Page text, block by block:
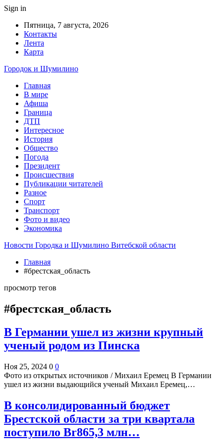
Sign in
Пятница, 7 августа, 2026
Контакты
Лента
Карта
Городок и Шумилино
Главная
В мире
Афиша
Граница
ДТП
Интересное
История
Общество
Погода
Президент
Происшествия
Публикации читателей
Разное
Спорт
Транспорт
Фото и видео
Экономика
Новости Городка и Шумилино Витебской области
Главная
#брестская_область
просмотр тегов
#брестская_область
В Германии ушел из жизни крупный
ученый родом из Пинска
Ноя 25, 2024 0 0
Фото из открытых источников / Михаил Еремец В Германии
ушел из жизни выдающийся ученый Михаил Еремец,…
В консолидированный бюджет
Брестской области за три квартала
поступило Br865,3 млн…